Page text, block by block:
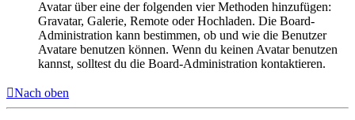
Avatar über eine der folgenden vier Methoden hinzufügen:
Gravatar, Galerie, Remote oder Hochladen. Die Board-
Administration kann bestimmen, ob und wie die Benutzer
Avatare benutzen können. Wenn du keinen Avatar benutzen
kannst, solltest du die Board-Administration kontaktieren.
Nach oben